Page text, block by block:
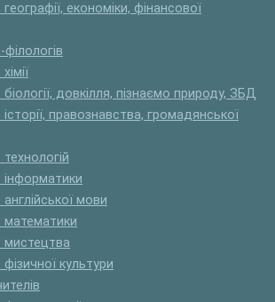
економіки, фінансової
біології, довкілля, пізнаємо природу, ЗБД
історії, правознавства, громадянської
інформатики
мови
математики
мистецтва
культури